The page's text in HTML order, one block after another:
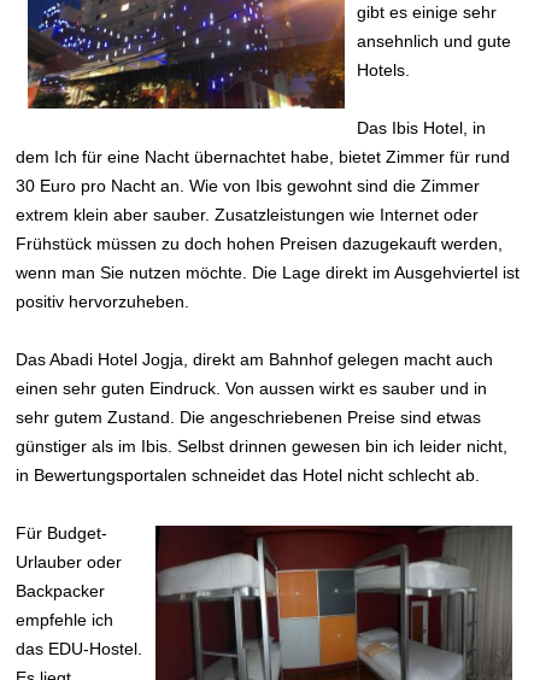
gibt es einige sehr
ansehnlich und gute
Hotels.
Das Ibis Hotel, in
dem Ich für eine Nacht übernachtet habe, bietet Zimmer für rund
30 Euro pro Nacht an. Wie von Ibis gewohnt sind die Zimmer
extrem klein aber sauber. Zusatzleistungen wie Internet oder
Frühstück müssen zu doch hohen Preisen dazugekauft werden,
wenn man Sie nutzen möchte. Die Lage direkt im Ausgehviertel ist
positiv hervorzuheben.
Das Abadi Hotel Jogja, direkt am Bahnhof gelegen macht auch
einen sehr guten Eindruck. Von aussen wirkt es sauber und in
sehr gutem Zustand. Die angeschriebenen Preise sind etwas
günstiger als im Ibis. Selbst drinnen gewesen bin ich leider nicht,
in Bewertungsportalen schneidet das Hotel nicht schlecht ab.
Für Budget-
Urlauber oder
Backpacker
empfehle ich
das EDU-Hostel.